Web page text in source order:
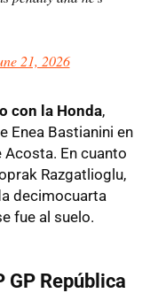
21, 2026
con la Honda,
Enea Bastianini en
En cuanto
Razgatlioglu,
decimocuarta
fue al suelo.
GP República